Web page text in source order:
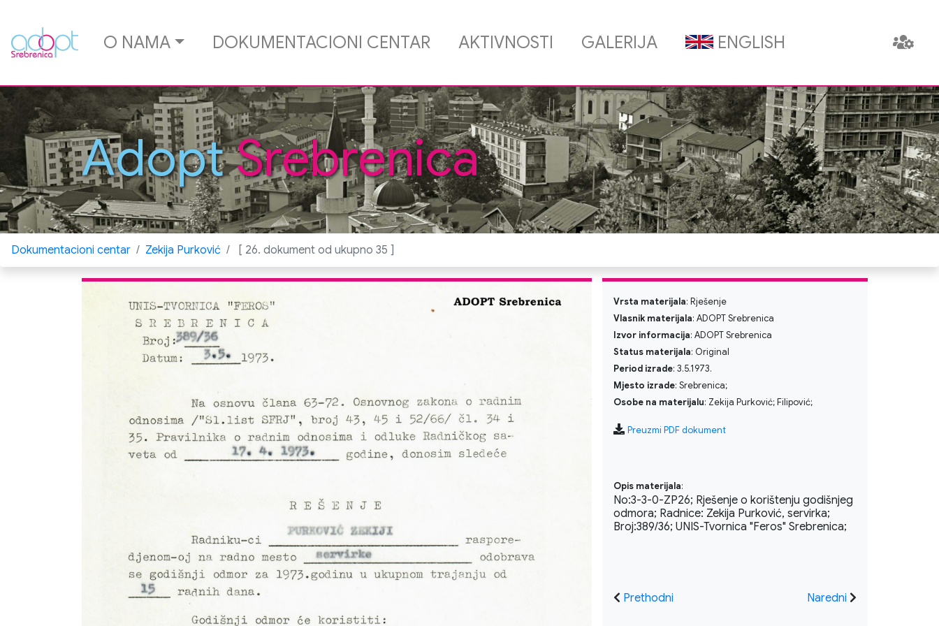
O NAMA DOKUMENTACIONI CENTAR AKTIVNOSTI GALERIJA ENGLISH
AdoptSrebrenica
Dokumentacioni centar Zekija Purković [ 26. dokument od ukupno 35 ]
Vrsta materijala: Rješenje
Vlasnik materijala: ADOPT Srebrenica
Izvor informacija: ADOPT Srebrenica
Status materijala: Original
Period izrade: 3.5.1973.
Mjesto izrade: Srebrenica;
Osobe na materijalu: Zekija Purković; Filipović;
Preuzmi PDF dokument
Opis materijala:
No:3-3-0-ZP26; Rješenje o korištenju godišnjeg
odmora; Radnice: Zekija Purković, servirka;
Broj:389/36; UNIS-Tvornica "Feros" Srebrenica;
Prethodni Naredni